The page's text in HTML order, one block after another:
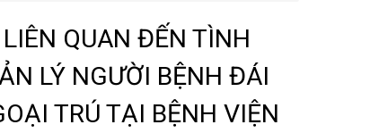
QUAN ĐẾN TÌNH
LÝ NGƯỜI BỆNH ĐÁI
TRÚ TẠI BỆNH VIỆN